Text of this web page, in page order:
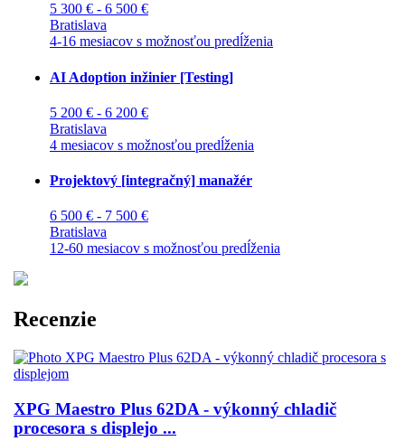
5 300 € - 6 500 €
Bratislava
4-16 mesiacov s možnosťou predĺženia
AI Adoption inžinier [Testing]
5 200 € - 6 200 €
Bratislava
4 mesiacov s možnosťou predĺženia
Projektový [integračný] manažér
6 500 € - 7 500 €
Bratislava
12-60 mesiacov s možnosťou predĺženia
Recenzie
XPG Maestro Plus 62DA - výkonný chladič
procesora s displejo ...